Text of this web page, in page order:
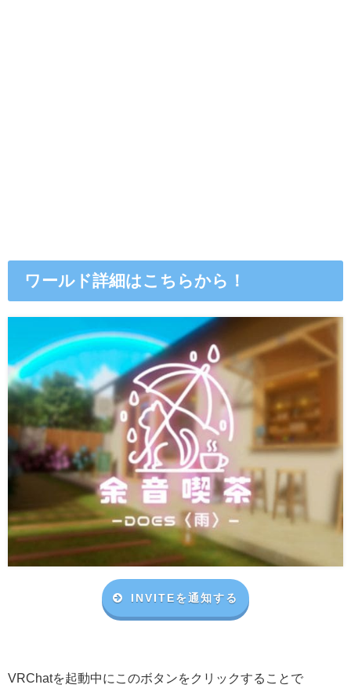
ワールド詳細はこちらから！
INVITEを通知する
VRChatを起動中にこのボタンをクリックすることで